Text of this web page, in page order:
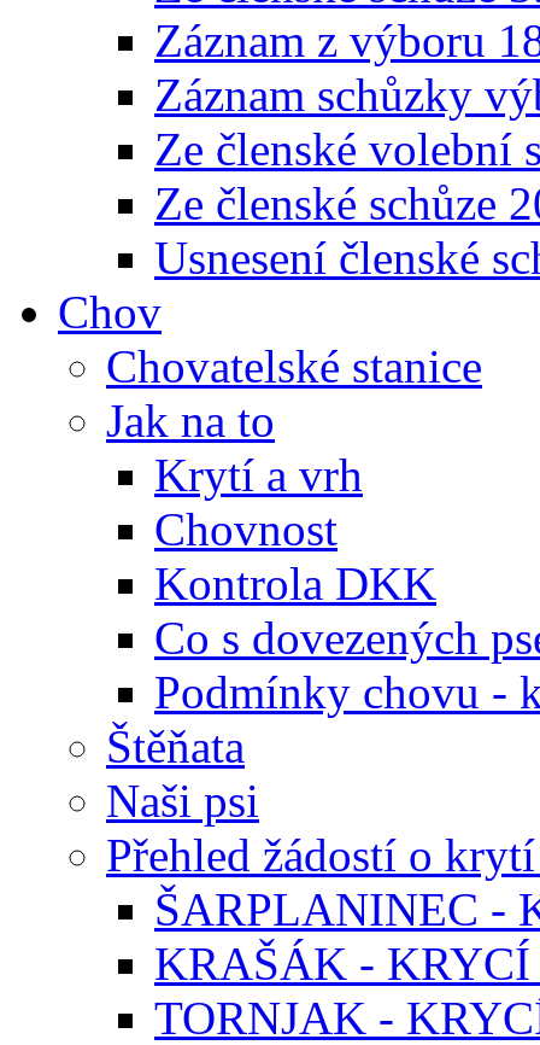
Záznam z výboru
Záznam schůzky
Ze členské volební
Ze členské schůze
Usnesení členské
Chov
Chovatelské stanice
Jak na to
Krytí a vrh
Chovnost
Kontrola DKK
Co s dovezených
Podmínky chovu -
Štěňata
Naši psi
Přehled žádostí o
ŠARPLANINEC -
KRAŠÁK -
TORNJAK -